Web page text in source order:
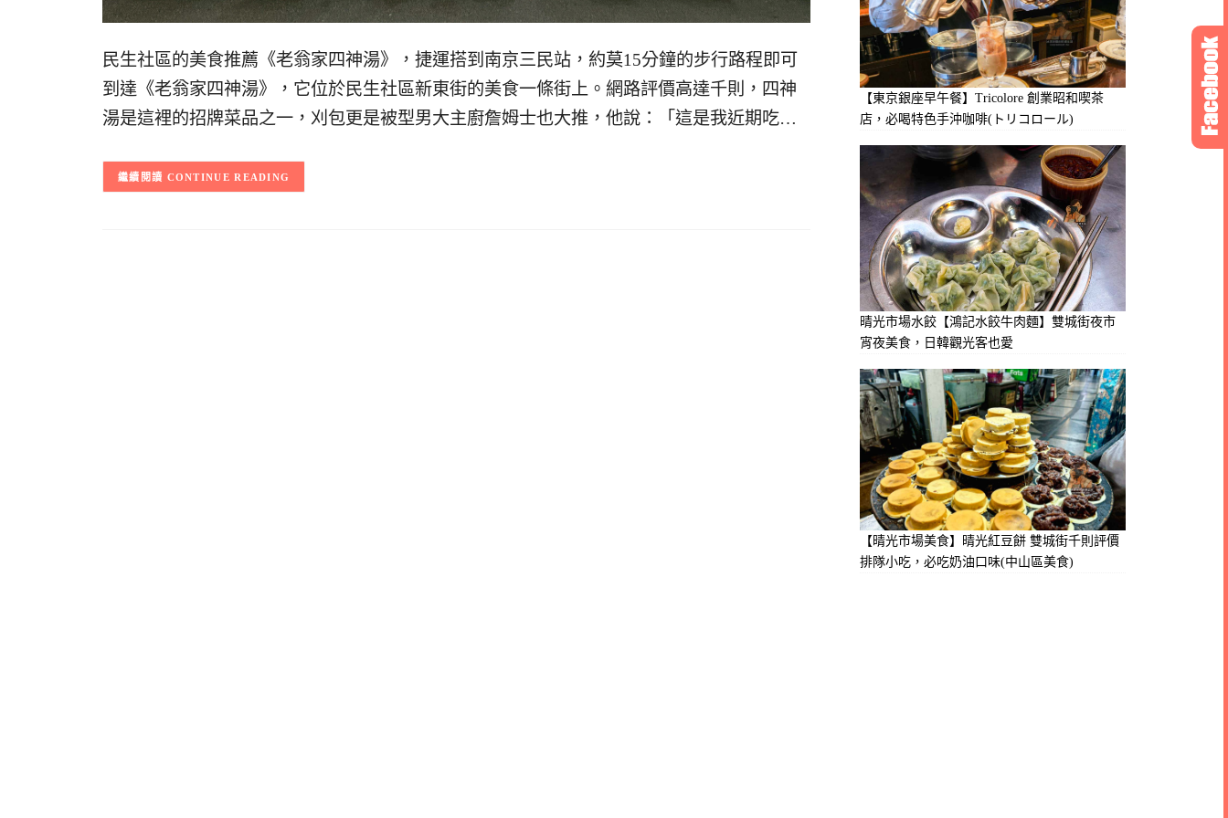
民生社區的美食推薦《老翁家四神湯》，捷運搭到南京三民站，約莫15分鐘的步行路程即可
到達《老翁家四神湯》，它位於民生社區新東街的美食一條街上。網路評價高達千則，四神
湯是這裡的招牌菜品之一，刈包更是被型男大主廚詹姆士也大推，他說：「這是我近期吃…
CONTINUE READING
【東京銀座早午餐】Tricolore 創業昭和喫茶
店，必喝特色手沖咖啡(トリコロール)
晴光市場水餃【鴻記水餃牛肉麵】雙城街夜市
宵夜美食，日韓觀光客也愛
【晴光市場美食】晴光紅豆餅 雙城街千則評價
排隊小吃，必吃奶油口味(中山區美食)